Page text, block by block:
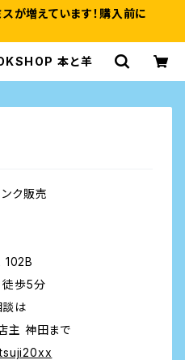
が増えています！購入前に
本と羊
ク販売
102B
歩5分
談は
主 神田まで